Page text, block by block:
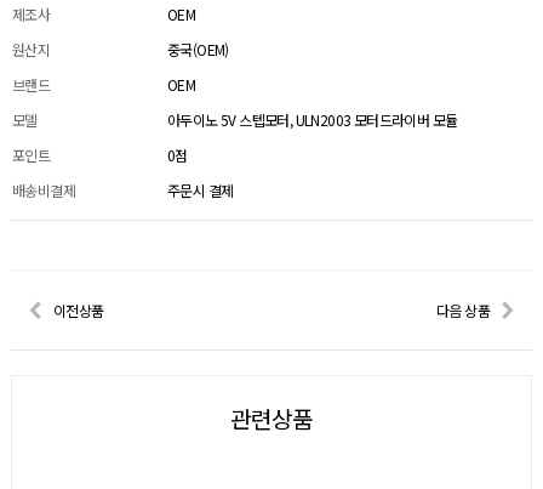
제조사
OEM
원산지
중국(OEM)
브랜드
OEM
모델
아두이노 5V 스텝모터, ULN2003 모터드라이버 모듈
포인트
0점
배송비결제
주문시 결제
이전상품 다음 상품
관련상품